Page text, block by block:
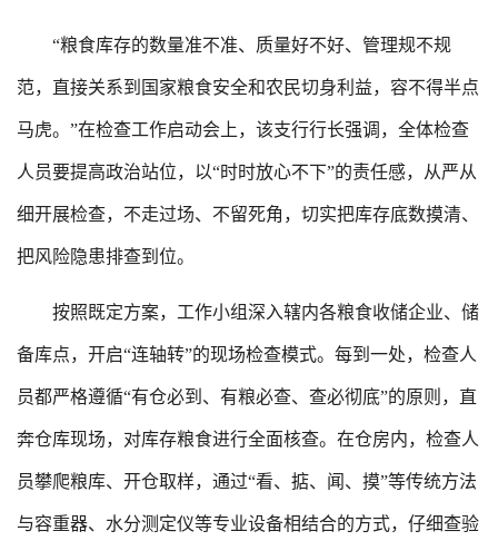
“粮食库存的数量准不准、质量好不好、管理规不规
范，直接关系到国家粮食安全和农民切身利益，容不得半点
马虎。”在检查工作启动会上，该支行行长强调，全体检查
人员要提高政治站位，以“时时放心不下”的责任感，从严从
细开展检查，不走过场、不留死角，切实把库存底数摸清、
把风险隐患排查到位。
按照既定方案，工作小组深入辖内各粮食收储企业、储
备库点，开启“连轴转”的现场检查模式。每到一处，检查人
员都严格遵循“有仓必到、有粮必查、查必彻底”的原则，直
奔仓库现场，对库存粮食进行全面核查。在仓房内，检查人
员攀爬粮库、开仓取样，通过“看、掂、闻、摸”等传统方法
与容重器、水分测定仪等专业设备相结合的方式，仔细查验